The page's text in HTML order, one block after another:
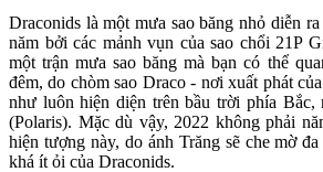
Draconids là một mưa sao băng nhỏ diễn
năm bởi các mảnh vụn của sao chổi 21P
một trận mưa sao băng mà bạn có thể
đêm, do chòm sao Draco - nơi xuất phát
như luôn hiện diện trên bầu trời phía Bắc,
(Polaris). Mặc dù vậy, 2022 không phải
hiện tượng này, do ánh Trăng sẽ che mờ
khá ít ỏi của Draconids.